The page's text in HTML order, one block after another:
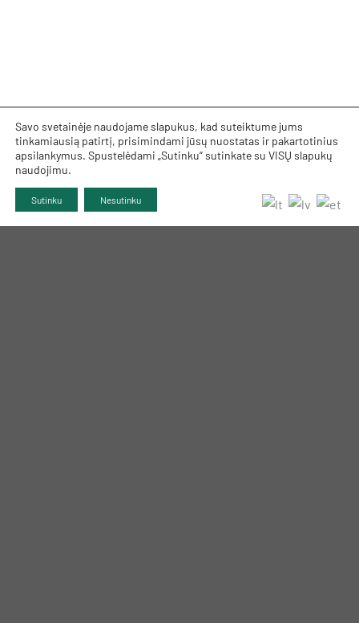
Savo svetainėje naudojame slapukus, kad suteiktume jums
tinkamiausią patirtį, prisimindami jūsų nuostatas ir pakartotinius
apsilankymus. Spustelėdami „Sutinku“ sutinkate su VISŲ slapukų
naudojimu.
Sutinku Nesutinku